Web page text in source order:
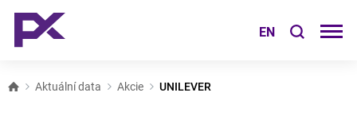
EN
Aktuální data Akcie UNILEVER